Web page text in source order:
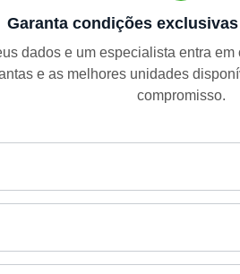
Garanta condições
dados e um especialista entra
e as melhores unidades
compromisso.